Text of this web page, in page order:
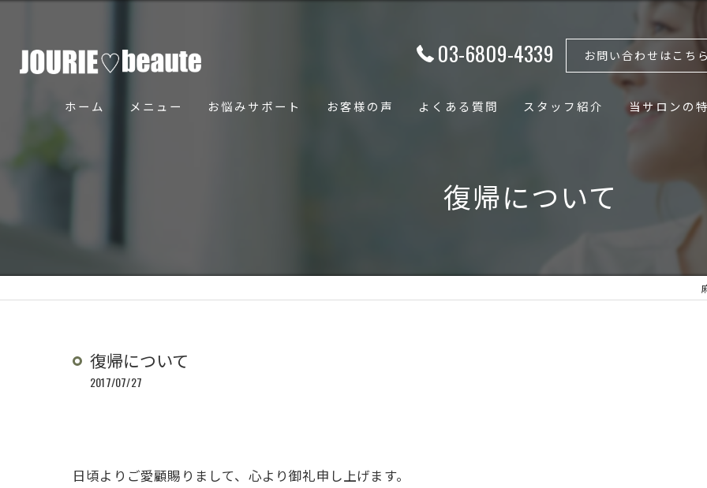
03-6809-4339 お問い合わせはこちら
ホーム メニュー お悩みサポート お客様の声 よくある質問 スタッフ紹介 当サロンの
小顔
復帰について
復帰について
2017/07/27
日頃よりご愛顧賜りまして、心より御礼申し上げます。